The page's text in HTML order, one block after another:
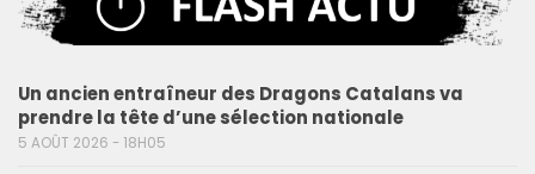
Un ancien entraîneur des Dragons Catalans va
prendre la tête d’une sélection nationale
5 AOÛT 2026 - 18H05